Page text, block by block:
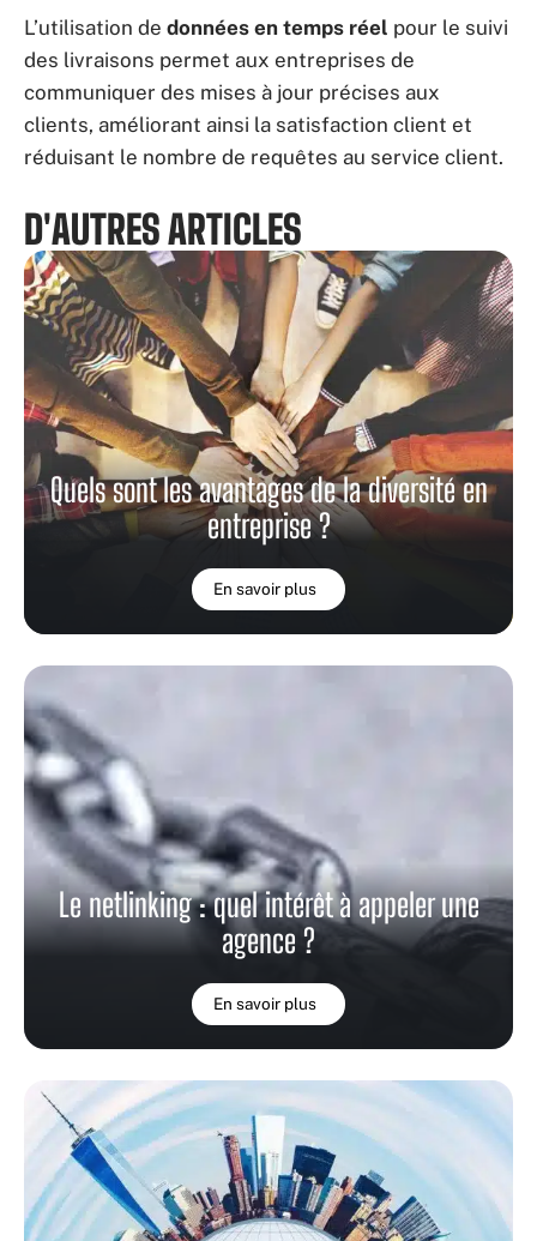
L’utilisation de données en temps réel pour le suivi
des livraisons permet aux entreprises de
communiquer des mises à jour précises aux
clients, améliorant ainsi la satisfaction client et
réduisant le nombre de requêtes au service client.
D'AUTRES ARTICLES
Quels sont les avantages de la diversité en
entreprise ?
En savoir plus
Le netlinking : quel intérêt à appeler une
agence ?
En savoir plus